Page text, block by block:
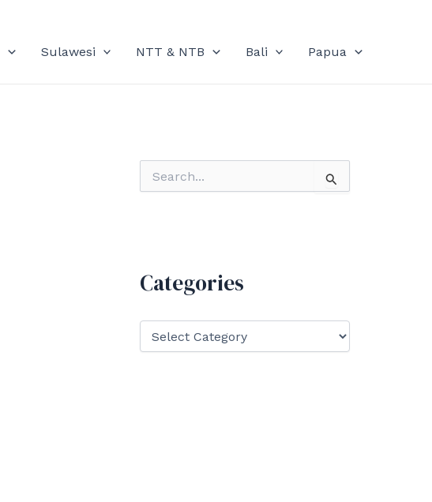
Sulawesi NTT & NTB Bali Papua
o
Categories